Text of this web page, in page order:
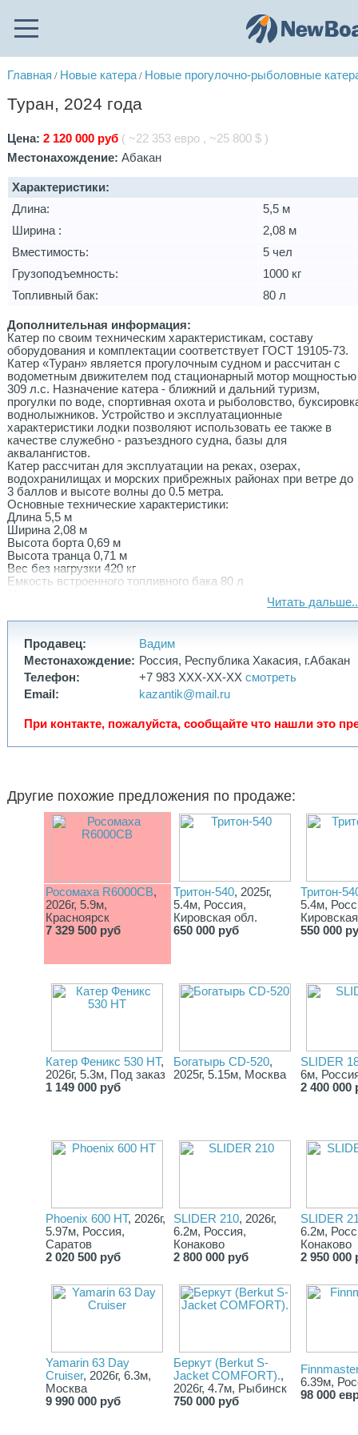
Главная / Новые катера/ Новые прогулочно-рыболовные
Туран, 2024 года
Цена:2 120 000 руб ( ~22 353 евро , ~25 800 $ )
Местонахождение:Абакан
Характеристики:
Длина:
5,5 м
Ширина :
2,08 м
Вместимость:
5 чел
Грузоподъемность:
1000 кг
Топливный бак:
80 л
Дополнительная информация:
Катер по своим техническим характеристикам, составу
оборудования и комплектации соответствует ГОСТ 19105-73.
Катер «Туран» является прогулочным судном и рассчитан с
водометным движителем под стационарный мотор мощностью
309 л.с. Назначение катера - ближний и дальний туризм,
прогулки по воде, спортивная охота и рыболовство,
воднолыжников. Устройство и эксплуатационные
характеристики лодки позволяют использовать ее также в
качестве служебно - разъездного судна, базы для
аквалангистов.
Катер рассчитан для эксплуатации на реках, озерах,
водохранилищах и морских прибрежных районах при ветре до
3 баллов и высоте волны до 0.5 метра.
Основные технические характеристики:
Длина 5,5 м
Ширина 2,08 м
Высота борта 0,69 м
Высота транца 0,71 м
Вес без нагрузки 420 кг
Емкость встроенного топливного бака 80 л
Килеватость на транце 7 гр.
Грузоподъемность 1000 кг
Толщина борта 3 мм
Толщина дна 3 мм
Толщина металла на гидролыже 5 мм
Max скорость (крейсерская/полная) 70 км/ч
Бортовое питание12V DC
Читать
Продавец:
Вадим
Местонахождение: Россия, Республика Хакасия, г.Абакан
Телефон:
+7 983 XXX-XX-XX смотреть
Email:
kazantik@mail.ru
При контакте, пожалуйста, сообщайте что нашли это
Другие похожие предложения по продаже:
Росомаха R6000СВ,
2026г, 5.9м,
Красноярск
7 329 500 руб
Тритон-540, 2025г,
5.4м, Россия,
Кировская обл.
650 000 руб
Тритон-
5.4м,
550 000
Катер Феникс 530 HT,
2026г, 5.3м, Под заказ
1 149 000 руб
Богатырь CD-520,
2025г, 5.15м, Москва
SLIDER
6м,
2 400 000
Phoenix 600 HT, 2026г,
5.97м, Россия,
Саратов
2 020 500 руб
SLIDER 210, 2026г,
6.2м, Россия,
Конаково
2 800 000 руб
SLIDER
6.2м,
Конаково
2 950 000
Yamarin 63 Day
Cruiser, 2026г, 6.3м,
Москва
9 990 000 руб
Беркут (Berkut S-
Jacket COMFORT).,
2026г, 4.7м, Рыбинск
750 000 руб
6.39м,
98 000